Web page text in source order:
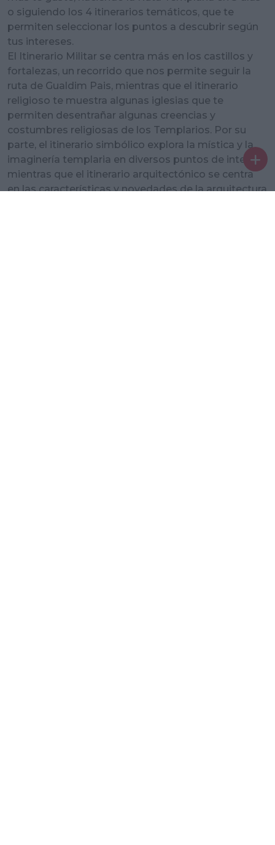
o siguiendo los 4 itinerarios temáticos, que te
permiten seleccionar los puntos a descubrir según
tus intereses.
El Itinerario Militar se centra más en los castillos y
fortalezas, un recorrido que nos permite seguir la
ruta de Gualdim Pais, mientras que el itinerario
religioso te muestra algunas iglesias que te
permiten desentrañar algunas creencias y
costumbres religiosas de los Templarios. Por su
parte, el itinerario simbólico explora la mística y la
imaginería templaria en diversos puntos de interés,
mientras que el itinerario arquitectónico se centra
en las características y novedades de la arquitectura